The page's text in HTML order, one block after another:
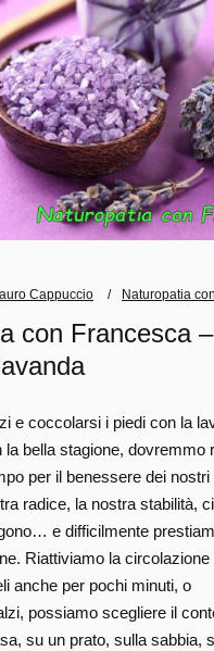
Cappuccio Naturopatia
con Francesca –
e coccolarsi i piedi con la
la bella stagione, dovremmo
per il benessere dei nostri
radice, la nostra stabilità,
e difficilmente
Riattiviamo la circolazione
anche per pochi minuti, o
possiamo scegliere il
su un prato, sulla sabbia,